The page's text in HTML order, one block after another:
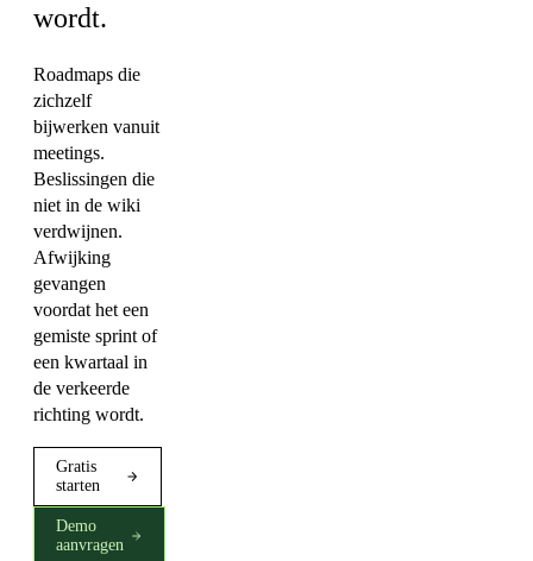
wordt.
Roadmaps die
zichzelf
bijwerken vanuit
meetings.
Beslissingen die
niet in de wiki
verdwijnen.
Afwijking
gevangen
voordat het een
gemiste sprint of
een kwartaal in
de verkeerde
richting wordt.
Gratis
starten
Demo
aanvragen